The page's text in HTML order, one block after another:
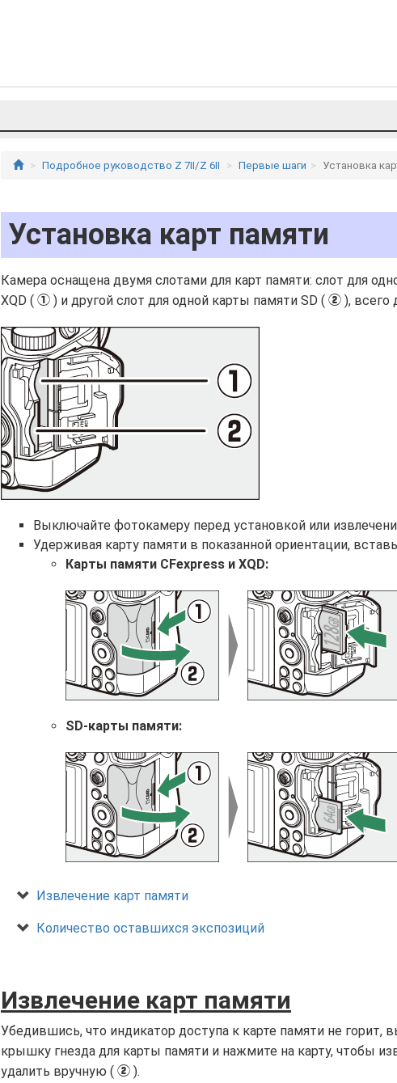
Подробное руководство Z 7II/Z 6II Первые шаги Установка
Установка карт памяти
Камера оснащена двумя слотами для карт памяти: слот для
XQD ( q ) и другой слот для одной карты памяти SD ( w ), всего
Выключайте фотокамеру перед установкой или
Удерживая карту памяти в показанной ориентации,
Карты памяти CFexpress и XQD:
SD-карты памяти:
Извлечение карт памяти
Количество оставшихся экспозиций
Извлечение карт памяти
Убедившись, что индикатор доступа к карте памяти не горит,
крышку гнезда для карты памяти и нажмите на карту, чтобы
удалить вручную ( w ).